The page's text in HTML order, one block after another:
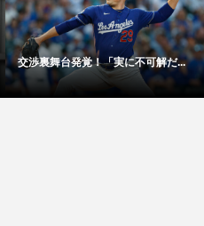
」冨安健... 【映像】大谷翔平が今永